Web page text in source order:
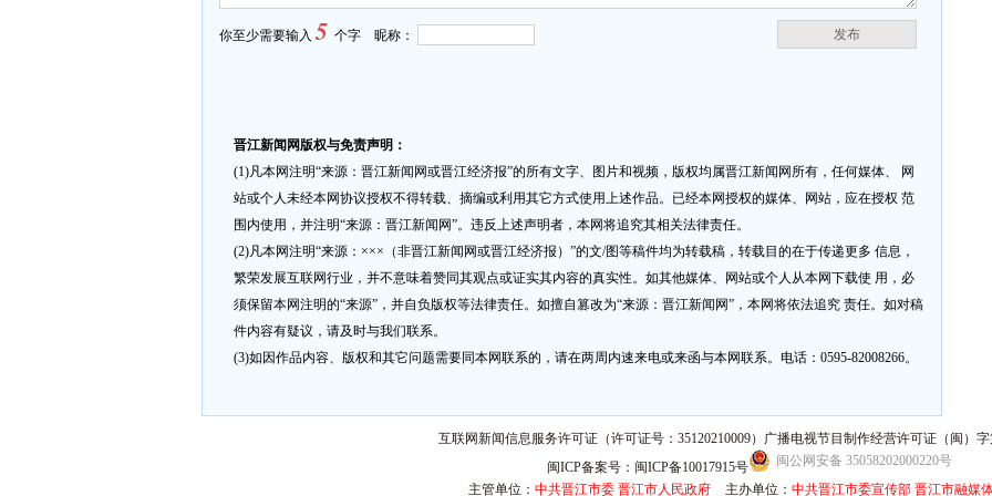
发布
你至少需要输入5 个字 昵称：
晋江新闻网版权与免责声明：
(1)凡本网注明“来源：晋江新闻网或晋江经济报”的所有文字、图片和视频，版权均属晋江新闻网所有，任何媒体、 网
站或个人未经本网协议授权不得转载、摘编或利用其它方式使用上述作品。已经本网授权的媒体、网站，应在授权 范
围内使用，并注明“来源：晋江新闻网”。违反上述声明者，本网将追究其相关法律责任。
(2)凡本网注明“来源：×××（非晋江新闻网或晋江经济报）”的文/图等稿件均为转载稿，转载目的在于传递更多 信息，
繁荣发展互联网行业，并不意味着赞同其观点或证实其内容的真实性。如其他媒体、网站或个人从本网下载使 用，必
须保留本网注明的“来源”，并自负版权等法律责任。如擅自篡改为“来源：晋江新闻网”，本网将依法追究 责任。如对稿
件内容有疑议，请及时与我们联系。
(3)如因作品内容、版权和其它问题需要同本网联系的，请在两周内速来电或来函与本网联系。电话：0595-82008266。
互联网新闻信息服务许可证（许可证号：35120210009）广播电视节目制作经营许可证（闽）字
闽ICP备案号：闽ICP备10017915号
闽公网安备 35058202000220号
主管单位： 中共晋江市委 晋江市人民政府 主办单位： 中共晋江市委宣传部 晋江市融媒